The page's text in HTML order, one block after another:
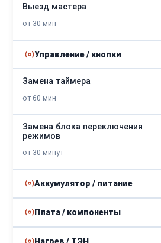
Выезд мастера
от 30 мин
Управление / кнопки
Замена таймера
от 60 мин
Замена блока переключения
режимов
от 30 минут
Аккумулятор / питание
Ремонт клеммной колодки
от 2-х часов
Плата / компоненты
Ремонт электронного модуля
Нагрев / ТЭН